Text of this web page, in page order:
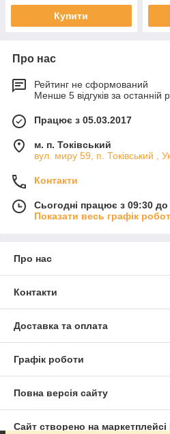
Купити
Про нас
Рейтинг не сформований
Менше 5 відгуків за останній
Працює з 05.03.2017
м. п. Токівський
вул. миру 59, п. Токівський ,
Контакти
Сьогодні працює з 09:30 до
Показати весь графік
Про нас
Контакти
Доставка та оплата
Графік роботи
Повна версія сайту
Сайт створено на маркетплейсі